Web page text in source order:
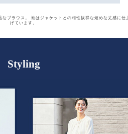
なブラウス。 袖はジャケットとの相性抜群な短めな丈感に仕
げています。
Styling